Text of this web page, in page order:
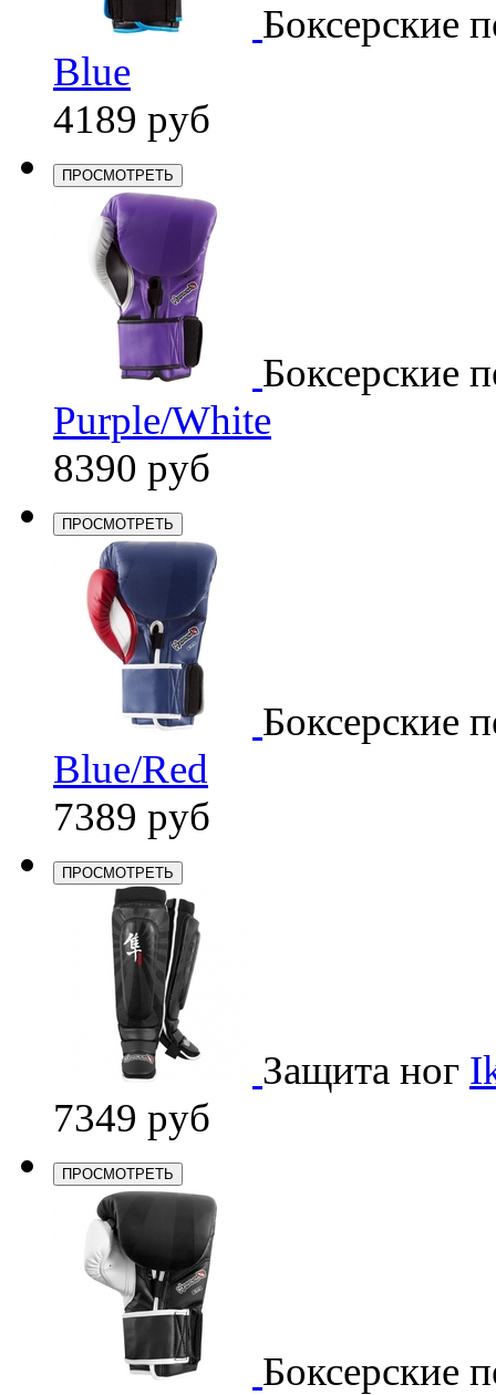
Боксерские
Blue
4189 руб
ПРОСМОТРЕТЬ
Боксерские
Purple/White
8390 руб
ПРОСМОТРЕТЬ
Боксерские
Blue/Red
7389 руб
ПРОСМОТРЕТЬ
Защита ног
7349 руб
ПРОСМОТРЕТЬ
Боксерские